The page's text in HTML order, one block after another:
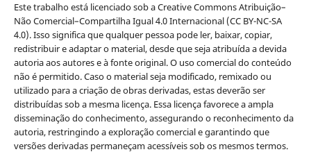
Este trabalho está licenciado sob a Creative Commons Atribuição–
Não Comercial–Compartilha Igual 4.0 Internacional (CC BY-NC-SA
4.0). Isso significa que qualquer pessoa pode ler, baixar, copiar,
redistribuir e adaptar o material, desde que seja atribuída a devida
autoria aos autores e à fonte original. O uso comercial do conteúdo
não é permitido. Caso o material seja modificado, remixado ou
utilizado para a criação de obras derivadas, estas deverão ser
distribuídas sob a mesma licença. Essa licença favorece a ampla
disseminação do conhecimento, assegurando o reconhecimento da
autoria, restringindo a exploração comercial e garantindo que
versões derivadas permaneçam acessíveis sob os mesmos termos.